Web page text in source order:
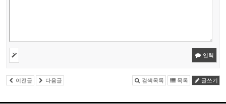
입력
이전글 다음글 검색목록 목록 글쓰기